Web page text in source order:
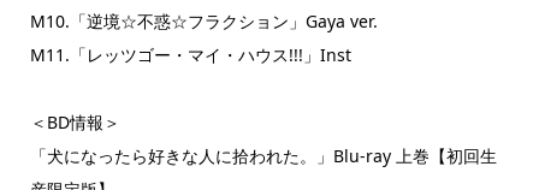
M10.「逆境☆不惑☆フラクション」Gaya ver.
M11.「レッツゴー・マイ・ハウス!!!」Inst
＜BD情報＞
「犬になったら好きな人に拾われた。」Blu-ray 上巻【初回生